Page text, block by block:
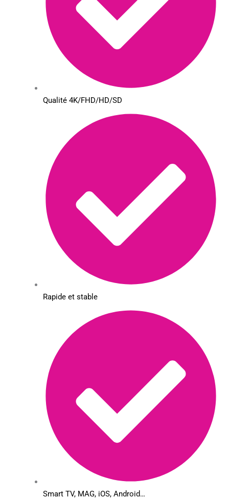
Qualité 4K/FHD/HD/SD
Rapide et stable
Smart TV, MAG, iOS, Android…